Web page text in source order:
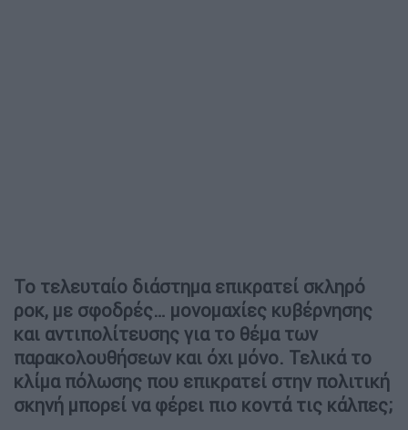
Το τελευταίο διάστημα επικρατεί σκληρό
ροκ, με σφοδρές… μονομαχίες κυβέρνησης
και αντιπολίτευσης για το θέμα των
παρακολουθήσεων και όχι μόνο. Τελικά το
κλίμα πόλωσης που επικρατεί στην πολιτική
σκηνή μπορεί να φέρει πιο κοντά τις κάλπες;